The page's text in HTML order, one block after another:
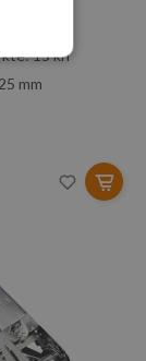
15 kn
mm